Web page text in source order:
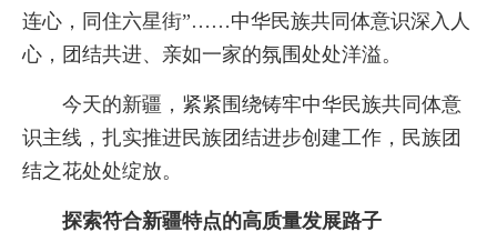
连心，同住六星街”……中华民族共同体意识深入人
心，团结共进、亲如一家的氛围处处洋溢。
今天的新疆，紧紧围绕铸牢中华民族共同体意
识主线，扎实推进民族团结进步创建工作，民族团
结之花处处绽放。
探索符合新疆特点的高质量发展路子